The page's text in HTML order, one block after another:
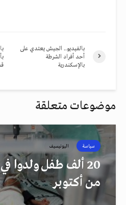
بالفيديو.. الجيش يعتدي على
أحد أفراد الشرطة
بالإسكندرية
موضوعات متعلقة
سياسة اليونيسيف
20 ألف طفل ولدوا
من أكتوبر